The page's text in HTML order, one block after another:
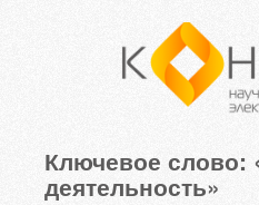
Ключевое слово:
деятельность»